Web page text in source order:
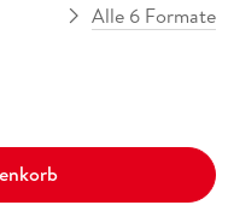
Alle 6 Formate